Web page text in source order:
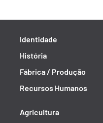
Identidade
História
Fábrica / Produção
Recursos Humanos
Agricultura